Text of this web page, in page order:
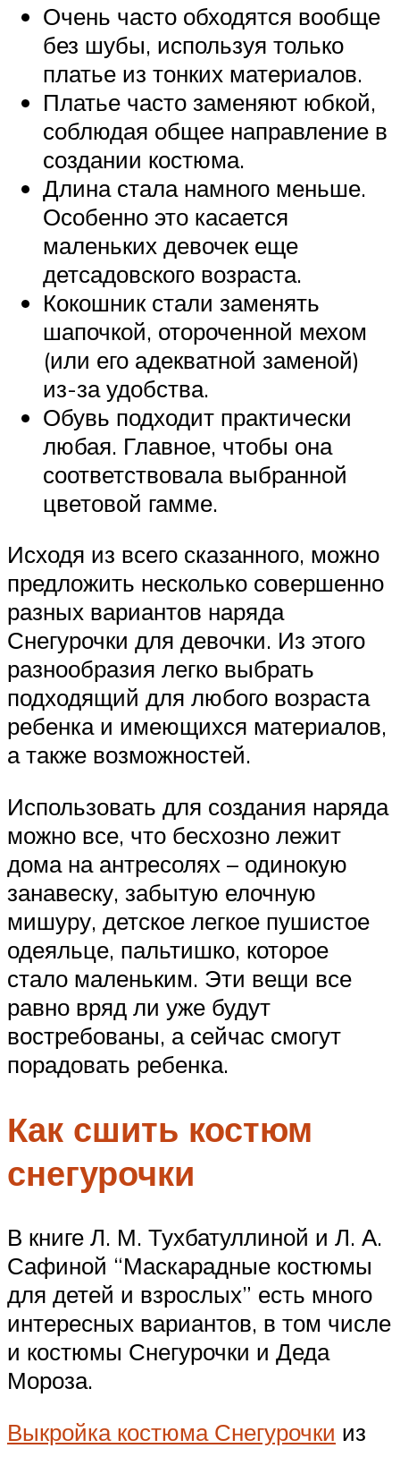
Очень часто обходятся вообще
без шубы, используя только
платье из тонких материалов.
Платье часто заменяют юбкой,
соблюдая общее направление в
создании костюма.
Длина стала намного меньше.
Особенно это касается
маленьких девочек еще
детсадовского возраста.
Кокошник стали заменять
шапочкой, отороченной мехом
(или его адекватной заменой)
из-за удобства.
Обувь подходит практически
любая. Главное, чтобы она
соответствовала выбранной
цветовой гамме.
Исходя из всего сказанного, можно
предложить несколько совершенно
разных вариантов наряда
Снегурочки для девочки. Из этого
разнообразия легко выбрать
подходящий для любого возраста
ребенка и имеющихся материалов,
а также возможностей.
Использовать для создания наряда
можно все, что бесхозно лежит
дома на антресолях – одинокую
занавеску, забытую елочную
мишуру, детское легкое пушистое
одеяльце, пальтишко, которое
стало маленьким. Эти вещи все
равно вряд ли уже будут
востребованы, а сейчас смогут
порадовать ребенка.
Как сшить костюм
снегурочки
В книге Л. М. Тухбатуллиной и Л. А.
Сафиной “Маскарадные костюмы
для детей и взрослых” есть много
интересных вариантов, в том числе
и костюмы Снегурочки и Деда
Мороза.
Выкройка костюма Снегурочки из